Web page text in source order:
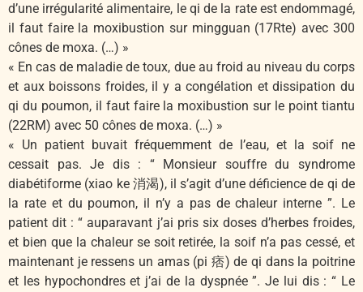
d’une irrégularité alimentaire, le qi de la rate est endommagé,
il faut faire la moxibustion sur mingguan (17Rte) avec 300
cônes de moxa. (…) »
« En cas de maladie de toux, due au froid au niveau du corps
et aux boissons froides, il y a congélation et dissipation du
qi du poumon, il faut faire la moxibustion sur le point tiantu
(22RM) avec 50 cônes de moxa. (…) »
« Un patient buvait fréquemment de l’eau, et la soif ne
cessait pas. Je dis : “ Monsieur souffre du syndrome
diabétiforme (xiao ke 消渴), il s’agit d’une déficience de qi de
la rate et du poumon, il n’y a pas de chaleur interne ”. Le
patient dit : “ auparavant j’ai pris six doses d’herbes froides,
et bien que la chaleur se soit retirée, la soif n’a pas cessé, et
maintenant je ressens un amas (pi 痞) de qi dans la poitrine
et les hypochondres et j’ai de la dyspnée ”. Je lui dis : “ Le